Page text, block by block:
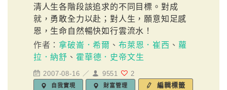
清人生各階段該追求的不同目標。對成
就，勇敢全力以赴；對人生，願意知足感
恩，生命自然暢快如行雲流水！
作者：拿破崙．希爾 、 布萊恩．崔西 、 蘿
拉．納舒 、 霍華德．史帝文生
2007-08-16 ／ 9551 2
自我實現 財富管理 編輯標籤